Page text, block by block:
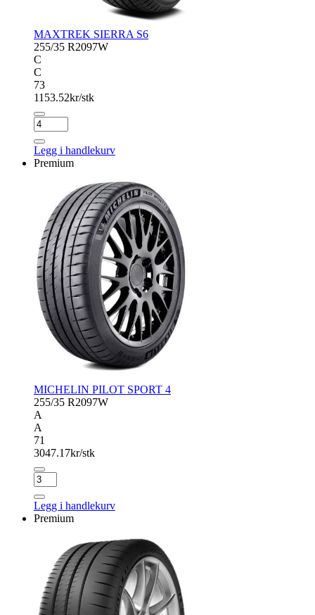
MAXTREK SIERRA S6
255/35 R2097W
C
C
73
1153.52kr/stk
MAXTREK
SIERRA
S6
antall
Legg i handlekurv
Premium
MICHELIN PILOT SPORT 4
255/35 R2097W
A
A
71
3047.17kr/stk
MICHELIN
PILOT
SPORT
4
Legg i handlekurv
Premium